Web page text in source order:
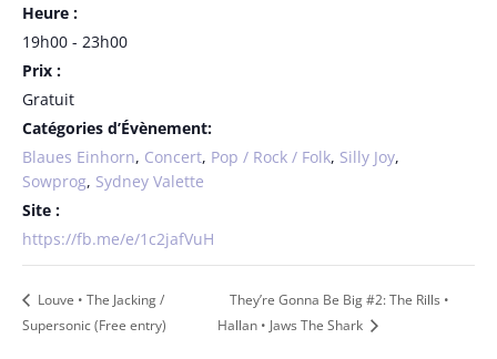
Heure :
19h00 - 23h00
Prix :
Gratuit
Catégories d’Évènement:
Blaues Einhorn, Concert, Pop / Rock / Folk, Silly Joy,
Sowprog, Sydney Valette
Site :
https://fb.me/e/1c2jafVuH
Louve • The Jacking /
Supersonic (Free entry)
They’re Gonna Be Big #2: The Rills •
Hallan • Jaws The Shark